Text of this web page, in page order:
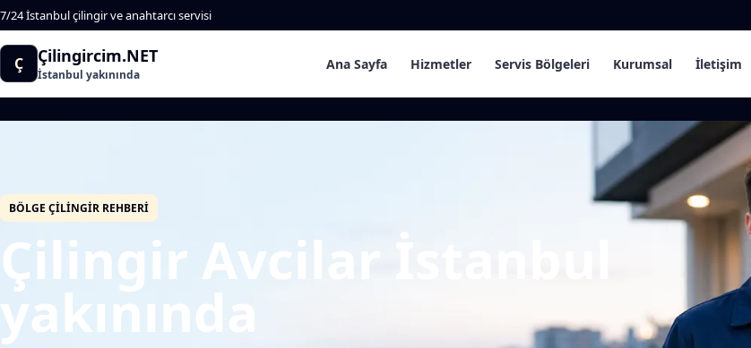
7/24 İstanbul çilingir ve anahtarcı servisi
Ç Çilingircim.NET
İstanbul yakınında
Ana Sayfa Hizmetler Servis Bölgeleri Kurumsal İletişim
BÖLGE ÇILINGIR REHBERI
Çilingir Avcilar İstanbul
yakınında